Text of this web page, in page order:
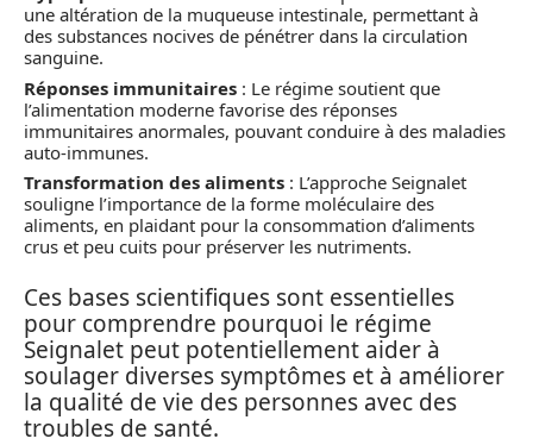
une altération de la muqueuse intestinale, permettant à
des substances nocives de pénétrer dans la circulation
sanguine.
Réponses immunitaires : Le régime soutient que
l’alimentation moderne favorise des réponses
immunitaires anormales, pouvant conduire à des maladies
auto-immunes.
Transformation des aliments : L’approche Seignalet
souligne l’importance de la forme moléculaire des
aliments, en plaidant pour la consommation d’aliments
crus et peu cuits pour préserver les nutriments.
Ces bases scientifiques sont essentielles
pour comprendre pourquoi le régime
Seignalet peut potentiellement aider à
soulager diverses symptômes et à améliorer
la qualité de vie des personnes avec des
troubles de santé.